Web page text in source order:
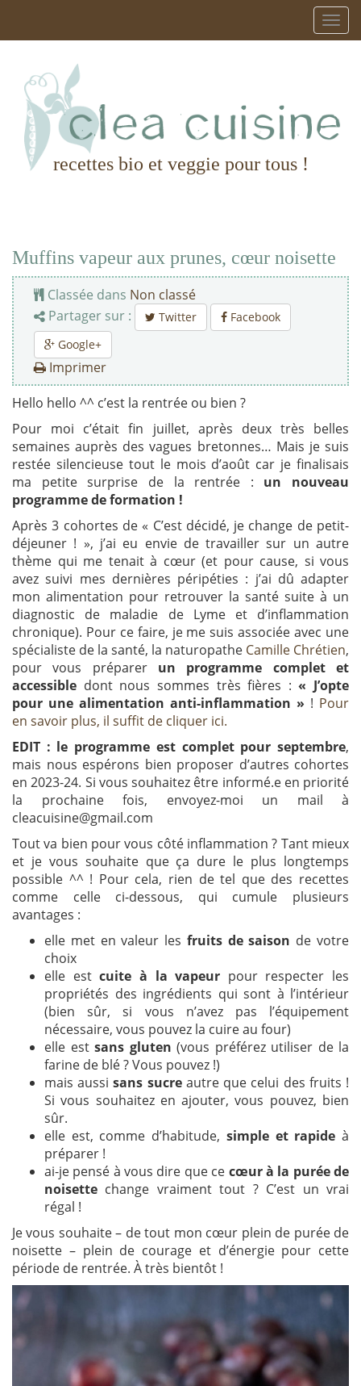
recettes bio et veggie pour tous !
Muffins vapeur aux prunes, cœur noisette
Classée dans Non classé
Partager sur :
Twitter
Facebook
Google+
Imprimer
Hello hello ^^ c’est la rentrée ou bien ?
Pour moi c’était fin juillet, après deux très belles
semaines auprès des vagues bretonnes… Mais je suis
restée silencieuse tout le mois d’août car je finalisais
ma petite surprise de la rentrée : un nouveau
programme de formation !
Après 3 cohortes de « C’est décidé, je change de petit-
déjeuner ! », j’ai eu envie de travailler sur un autre
thème qui me tenait à cœur (et pour cause, si vous
avez suivi mes dernières péripéties : j’ai dû adapter
mon alimentation pour retrouver la santé suite à un
diagnostic de maladie de Lyme et d’inflammation
chronique). Pour ce faire, je me suis associée avec une
spécialiste de la santé, la naturopathe Camille Chrétien,
pour vous préparer un programme complet et
accessible dont nous sommes très fières :« J’opte
pour une alimentation anti-inflammation » ! Pour
en savoir plus, il suffit de cliquer ici.
EDIT : le programme est complet pour septembre,
mais nous espérons bien proposer d’autres cohortes
en 2023-24. Si vous souhaitez être informé.e en priorité
la prochaine fois, envoyez-moi un mail à
cleacuisine@gmail.com
Tout va bien pour vous côté inflammation ? Tant mieux
et je vous souhaite que ça dure le plus longtemps
possible ^^ ! Pour cela, rien de tel que des recettes
comme celle ci-dessous, qui cumule plusieurs
avantages :
elle met en valeur les fruits de saison de votre
choix
elle estcuite à la vapeur pour respecter les
propriétés des ingrédients qui sont à l’intérieur
(bien sûr, si vous n’avez pas l’équipement
nécessaire, vous pouvez la cuire au four)
elle est sans gluten (vous préférez utiliser de la
farine de blé ? Vous pouvez !)
mais aussisans sucreautre que celui des fruits !
Si vous souhaitez en ajouter, vous pouvez, bien
sûr.
elle est, comme d’habitude, simple et rapide à
préparer !
ai-je pensé à vous dire que ce cœur à la purée de
noisette change vraiment tout ? C’est un vrai
régal !
Je vous souhaite – de tout mon cœur plein de purée de
noisette – plein de courage et d’énergie pour cette
période de rentrée. À très bientôt !